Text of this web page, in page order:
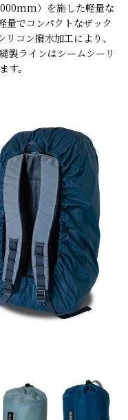
）を施した軽量な
量でコンパクトなザック
コン撥水加工により、
製ラインはシームシーリ
す。